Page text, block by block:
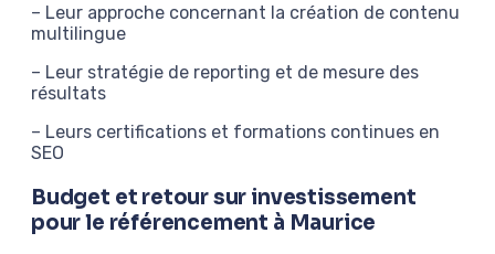
– Leur approche concernant la création de contenu
multilingue
– Leur stratégie de reporting et de mesure des
résultats
– Leurs certifications et formations continues en
SEO
Budget et retour sur investissement
pour le référencement à Maurice